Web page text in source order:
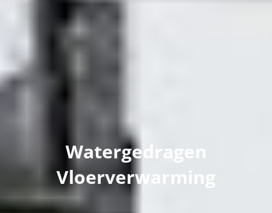
Watergedragen
Vloerverwarming